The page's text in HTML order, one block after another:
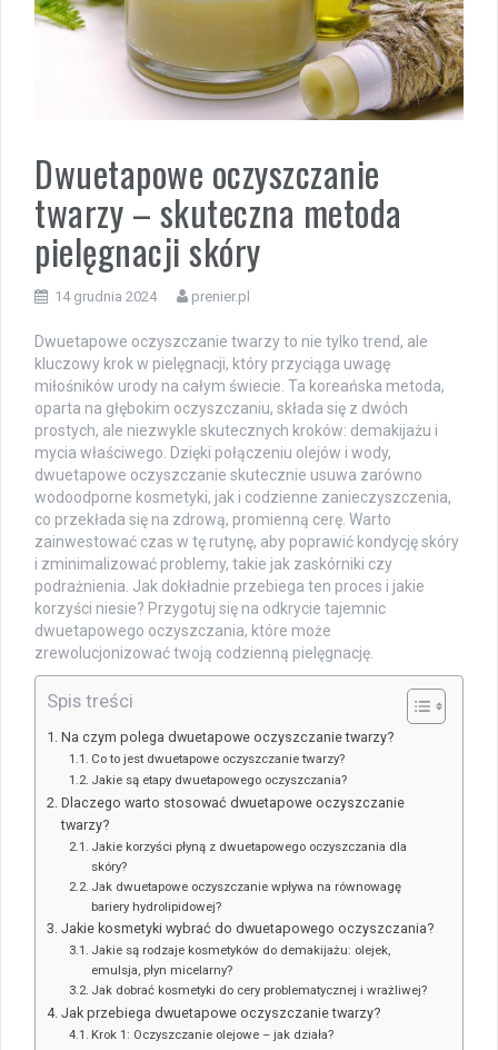
Dwuetapowe oczyszczanie
twarzy – skuteczna metoda
pielęgnacji skóry
14 grudnia 2024 prenier.pl
Dwuetapowe oczyszczanie twarzy to nie tylko trend, ale
kluczowy krok w pielęgnacji, który przyciąga uwagę
miłośników urody na całym świecie. Ta koreańska metoda,
oparta na głębokim oczyszczaniu, składa się z dwóch
prostych, ale niezwykle skutecznych kroków: demakijażu i
mycia właściwego. Dzięki połączeniu olejów i wody,
dwuetapowe oczyszczanie skutecznie usuwa zarówno
wodoodporne kosmetyki, jak i codzienne zanieczyszczenia,
co przekłada się na zdrową, promienną cerę. Warto
zainwestować czas w tę rutynę, aby poprawić kondycję skóry
i zminimalizować problemy, takie jak zaskórniki czy
podrażnienia. Jak dokładnie przebiega ten proces i jakie
korzyści niesie? Przygotuj się na odkrycie tajemnic
dwuetapowego oczyszczania, które może
zrewolucjonizować twoją codzienną pielęgnację.
Spis treści
Na czym polega dwuetapowe oczyszczanie twarzy?
Co to jest dwuetapowe oczyszczanie twarzy?
Jakie są etapy dwuetapowego oczyszczania?
Dlaczego warto stosować dwuetapowe oczyszczanie
twarzy?
Jakie korzyści płyną z dwuetapowego oczyszczania dla
skóry?
Jak dwuetapowe oczyszczanie wpływa na równowagę
bariery hydrolipidowej?
Jakie kosmetyki wybrać do dwuetapowego oczyszczania?
Jakie są rodzaje kosmetyków do demakijażu: olejek,
emulsja, płyn micelarny?
Jak dobrać kosmetyki do cery problematycznej i wrażliwej?
Jak przebiega dwuetapowe oczyszczanie twarzy?
Krok 1: Oczyszczanie olejowe – jak działa?